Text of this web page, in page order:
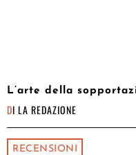
L’arte della
DI LA REDAZIONE
RECENSIONI